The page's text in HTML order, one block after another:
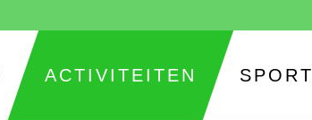
ACTIVITEITEN SPORT